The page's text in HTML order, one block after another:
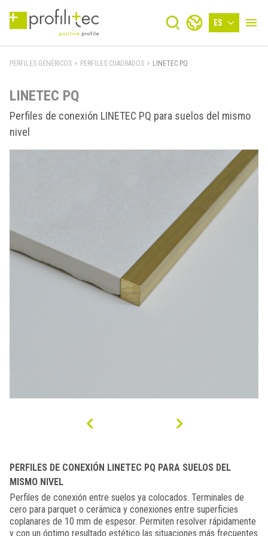
ES
PERFILES GENÉRICOS > PERFILES CUADRADOS > LINETEC PQ
LINETEC PQ
Perfiles de conexión LINETEC PQ para suelos del mismo
nivel
PERFILES DE CONEXIÓN LINETEC PQ PARA SUELOS DEL
MISMO NIVEL
Perfiles de conexión entre suelos ya colocados. Terminales de
cero para parquet o cerámica y conexiones entre superficies
coplanares de 10 mm de espesor. Permiten resolver rápidamente
y con un óptimo resultado estético las situaciones más frecuentes